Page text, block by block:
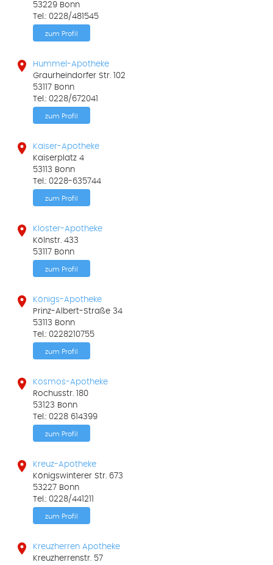
53229 Bonn
Tel.: 0228/481545
zum Profil

Hummel-Apotheke
Graurheindorfer Str. 102
53117 Bonn
Tel.: 0228/672041
zum Profil

Kaiser-Apotheke
Kaiserplatz 4
53113 Bonn
Tel.: 0228-635744
zum Profil

Kloster-Apotheke
Kölnstr. 433
53117 Bonn
zum Profil

Königs-Apotheke
Prinz-Albert-Straße 34
53113 Bonn
Tel.: 0228210755
zum Profil

Kosmos-Apotheke
Rochusstr. 180
53123 Bonn
Tel.: 0228 614399
zum Profil

Kreuz-Apotheke
Königswinterer Str. 673
53227 Bonn
Tel.: 0228/441211
zum Profil

Kreuzherren Apotheke
Kreuzherrenstr. 57